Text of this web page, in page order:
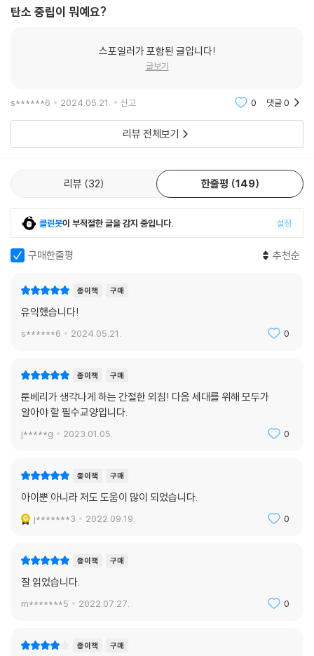
탄소 중립이 뭐예요?
스포일러가 포함된 글입니다!
글보기
s******6 2024.05.21. 신고 0 댓글0
리뷰 전체보기
리뷰 32 한줄평 149
클린봇이 부적절한 글을 감지 중입니다. 설정
구매한줄평 추천순
종이책 구매
유익했습니다!
s******6 2024.05.21. 0
종이책 구매
툰베리가 생각나게 하는 간절한 외침! 다음 세대를 위해 모두가
알아야 할 필수교양입니다.
j*****g 2023.01.05. 0
종이책 구매
아이뿐 아니라 저도 도움이 많이 되었습니다.
j*******3 2022.09.19. 0
종이책 구매
잘 읽었습니다.
m*******5 2022.07.27. 0
종이책 구매